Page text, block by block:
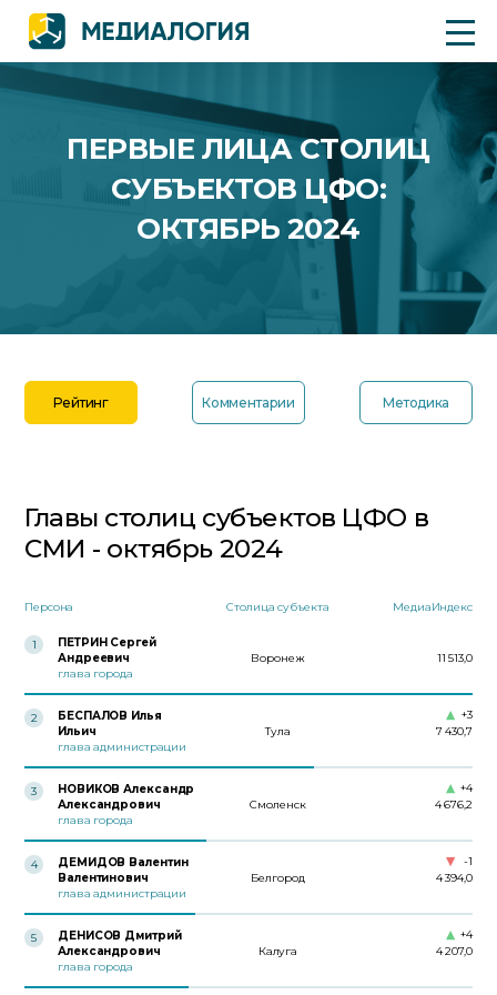
ПЕРВЫЕ ЛИЦА СТОЛИЦ
СУБЪЕКТОВ ЦФО:
ОКТЯБРЬ 2024
Рейтинг Комментарии Методика
Главы столиц субъектов ЦФО в
СМИ - октябрь 2024
Персона Столица субъекта МедиаИндекс
1
ПЕТРИН Сергей
Андреевич
глава города
Воронеж 11 513,0
2
БЕСПАЛОВ Илья
Ильич
глава администрации
Тула 7 430,7
+3
3
НОВИКОВ Александр
Александрович
глава города
Смоленск 4 676,2
+4
4
ДЕМИДОВ Валентин
Валентинович
глава администрации
Белгород 4 394,0
-1
5
ДЕНИСОВ Дмитрий
Александрович
глава города
Калуга 4 207,0
+4